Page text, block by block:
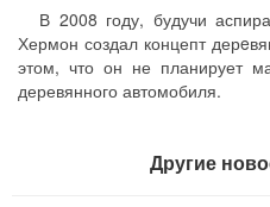
В 2008 году, будучи
Хермон создал концепт
этом, что он не планирует
деревянного автомобиля.
Другие